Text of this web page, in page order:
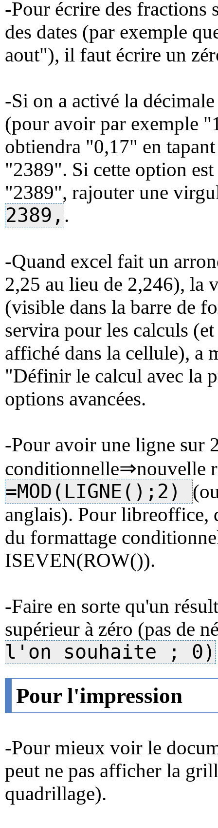
-Pour écrire des fractions
des dates (par exemple
aout"), il faut écrire un
-Si on a activé la
(pour avoir par exemple
obtiendra "0,17" en
"2389". Si cette option
"2389", rajouter une
2389, .
-Quand excel fait un
2,25 au lieu de 2,246), la
(visible dans la barre de
servira pour les calculs
affiché dans la cellule), a
"Définir le calcul avec la
options avancées.
-Pour avoir une ligne sur
conditionnelle⇒nouvelle
=MOD(LIGNE();2)
anglais). Pour libreoffice,
du formattage
ISEVEN(ROW()).
-Faire en sorte qu'un
supérieur à zéro (pas de
l'on souhaite ; 0)
Pour l'impression
-Pour mieux voir le
peut ne pas afficher la
quadrillage).